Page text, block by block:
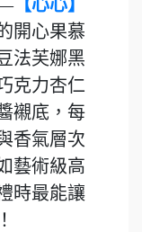
—【心心】
開心果慕
法芙娜黑
克力杏仁
襯底，每
香氣層次
藝術級高
時最能讓